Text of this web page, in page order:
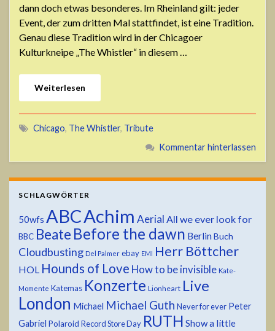
dann doch etwas besonderes. Im Rheinland gilt: jeder
Event, der zum dritten Mal stattfindet, ist eine Tradition.
Genau diese Tradition wird in der Chicagoer
Kulturkneipe „The Whistler“ in diesem …
Weiterlesen
Chicago, The Whistler, Tribute
Kommentar hinterlassen
SCHLAGWÖRTER
50wfs ABCAchim Aerial All we ever look for
BBC Beate Before the dawn Berlin Buch
Cloudbusting Del Palmer ebay EMI Herr Böttcher
HOL Hounds of Love How to be invisible Kate-
Momente Katemas Konzerte Lionheart Live
London Michael Michael Guth Never for ever Peter
Gabriel Polaroid Record Store Day RUTH Show a little